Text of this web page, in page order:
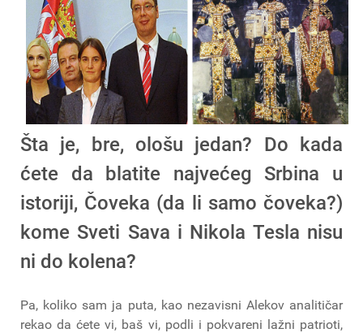
Šta je, bre, ološu jedan? Do kada
ćete da blatite najvećeg Srbina u
istoriji, Čoveka (da li samo čoveka?)
kome Sveti Sava i Nikola Tesla nisu
ni do kolena?
Pa, koliko sam ja puta, kao nezavisni Alekov analitičar
rekao da ćete vi, baš vi, podli i pokvareni lažni patrioti,